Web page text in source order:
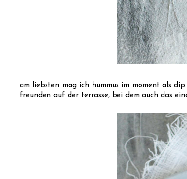
am liebsten mag ich hummus im moment als
freunden auf der terrasse, bei dem auch das